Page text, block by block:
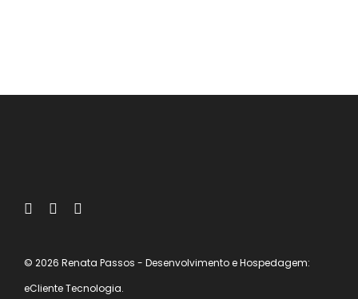
© 2026 Renata Passos - Desenvolvimento e Hospedagem:
eCliente Tecnologia.